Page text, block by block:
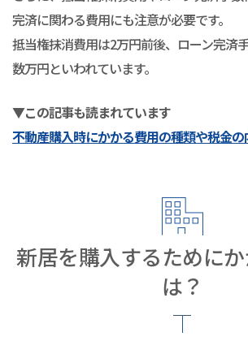
完済に関わる費用にも注意が必要です。
抵当権抹消費用は2万円前後、ローン完済
数万円といわれています。
▼この記事も読まれています
不動産購入時にかかる費用の種類や税金
新居を購入するために
は？